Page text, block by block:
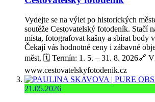
Vydejte se na výlet po historických
soutěže Cestovatelský fotodeník. Stačí
místa, fotografovat kašny a sbírat body
Čekají vás hodnotné ceny i zábavné
měst. 🗓️ Termín: 1. 5. – 31. 8. 2026🔗
www.cestovatelskyfotodenik.cz
21.05.2026